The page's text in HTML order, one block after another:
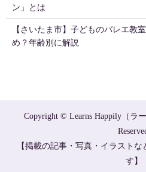
ン」とは
【さいたま市】子どものバレエ教
め？年齢別に解説
Copyright © Learns Happily（ラ
【掲載の記事・写真・イラスト
す】